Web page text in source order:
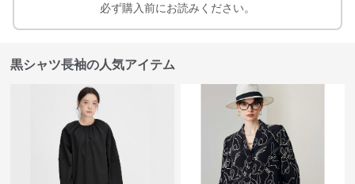
必ず購入前にお読みください。
黒シャツ長袖の人気アイテム